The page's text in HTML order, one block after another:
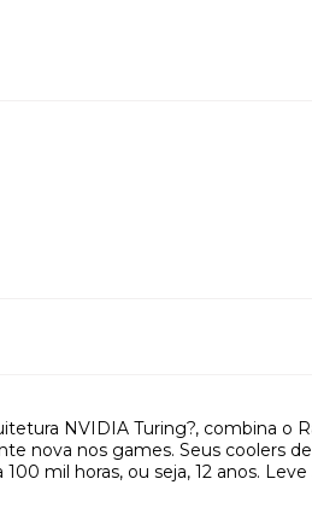
NVIDIA Turing?, combina o
nova nos games. Seus coolers
mil horas, ou seja, 12 anos.